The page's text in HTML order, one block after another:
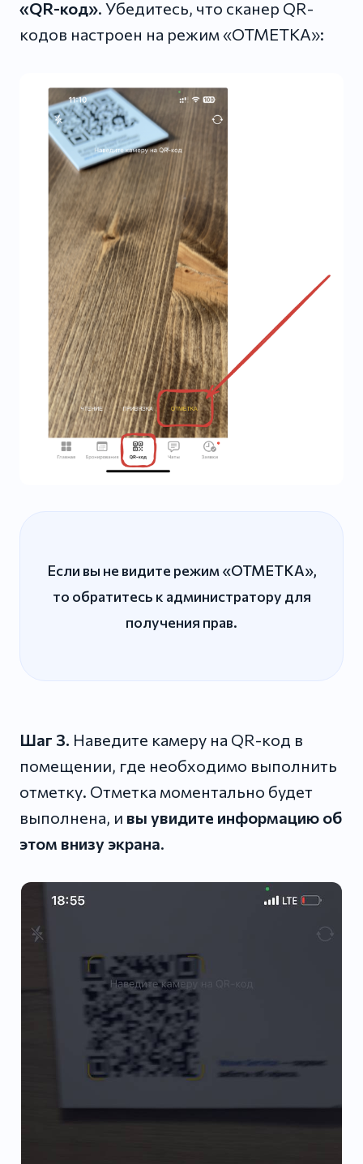
«QR-код». Убедитесь, что сканер QR-
кодов настроен на режим «ОТМЕТКА»:
Если вы не видите режим «ОТМЕТКА»,
то обратитесь к администратору для
получения прав.
Шаг 3. Наведите камеру на QR-код в
помещении, где необходимо выполнить
отметку. Отметка моментально будет
выполнена, и вы увидите информацию об
этом внизу экрана.